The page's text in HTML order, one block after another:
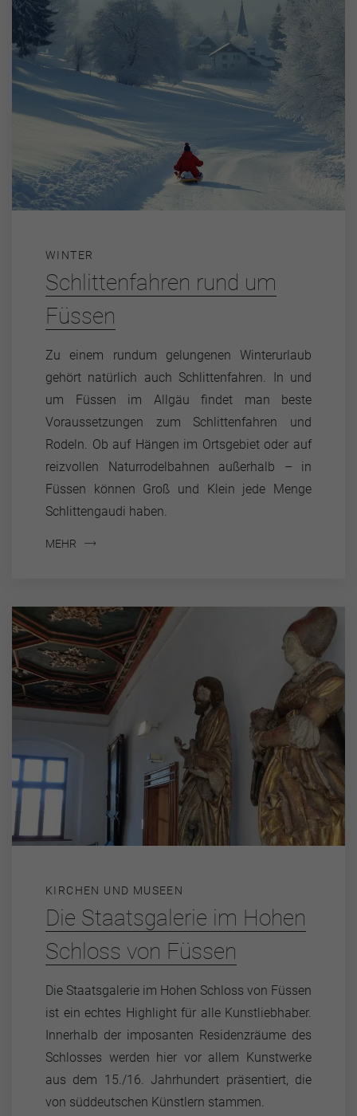
WINTER
Schlittenfahren rund um
Füssen
Zu einem rundum gelungenen Winterurlaub
gehört natürlich auch Schlittenfahren. In und
um Füssen im Allgäu findet man beste
Voraussetzungen zum Schlittenfahren und
Rodeln. Ob auf Hängen im Ortsgebiet oder auf
reizvollen Naturrodelbahnen außerhalb – in
Füssen können Groß und Klein jede Menge
Schlittengaudi haben.
MEHR
KIRCHEN UND MUSEEN
Die Staatsgalerie im Hohen
Schloss von Füssen
Die Staatsgalerie im Hohen Schloss von Füssen
ist ein echtes Highlight für alle Kunstliebhaber.
Innerhalb der imposanten Residenzräume des
Schlosses werden hier vor allem Kunstwerke
aus dem 15./16. Jahrhundert präsentiert, die
von süddeutschen Künstlern stammen.